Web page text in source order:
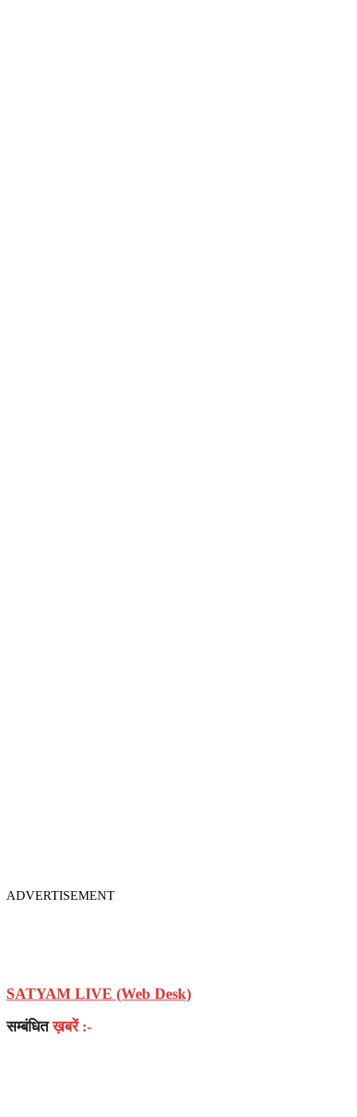
ADVERTISEMENT
SATYAM LIVE (Web Desk)
सम्बंधितख़बरें :-